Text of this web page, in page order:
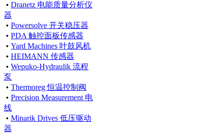
• Dranetz 电能质量分析仪
器
• Powersolve 开关稳压器
• PDA 触控面板传感器
• Yard Machines 叶鼓风机
• HEIMANN 传感器
• Wepuko-Hydraulik 流程
泵
• Thermoreg 恒温控制阀
• Precision Measurement 电
线
• Minarik Drives 低压驱动
器